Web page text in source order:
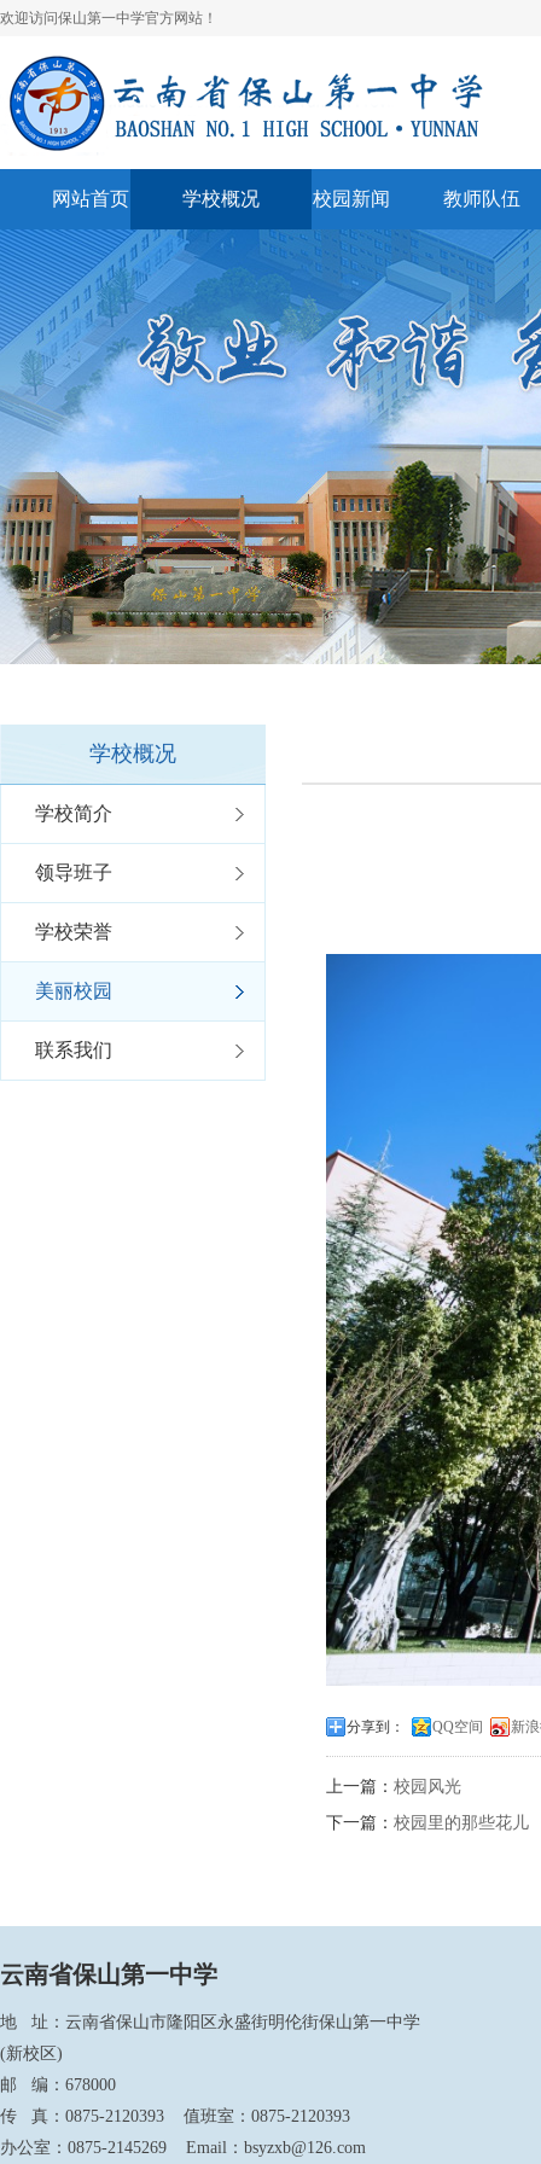
欢迎访问保山第一中学官方网站！
网站首页 学校概况
学校简介
领导班子
学校荣誉
校园新闻
校园快讯
一中视听
通知公告
教师队伍
学科建设
名师风采
表彰奖励
学校概况
学校简介
领导班子
学校荣誉
美丽校园
联系我们
分享到： QQ空间 新
上一篇： 校园风光
下一篇： 校园里的那些花儿
云南省保山第一中学
地 址：云南省保山市隆阳区永盛街明伦街保山第一中学
(新校区)
邮 编：678000
传 真：0875-2120393 值班室：0875-2120393
办公室：0875-2145269 Email：bsyzxb@126.com